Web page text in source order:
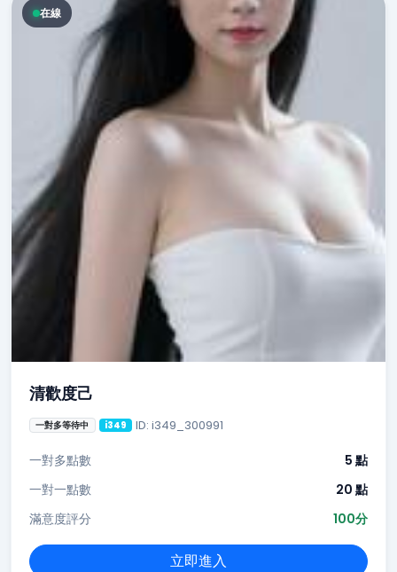
在線
清歡度己
一對多等待中 i349 ID: i349_300991
一對多點數
5 點
一對一點數
20 點
滿意度評分
100分
立即進入